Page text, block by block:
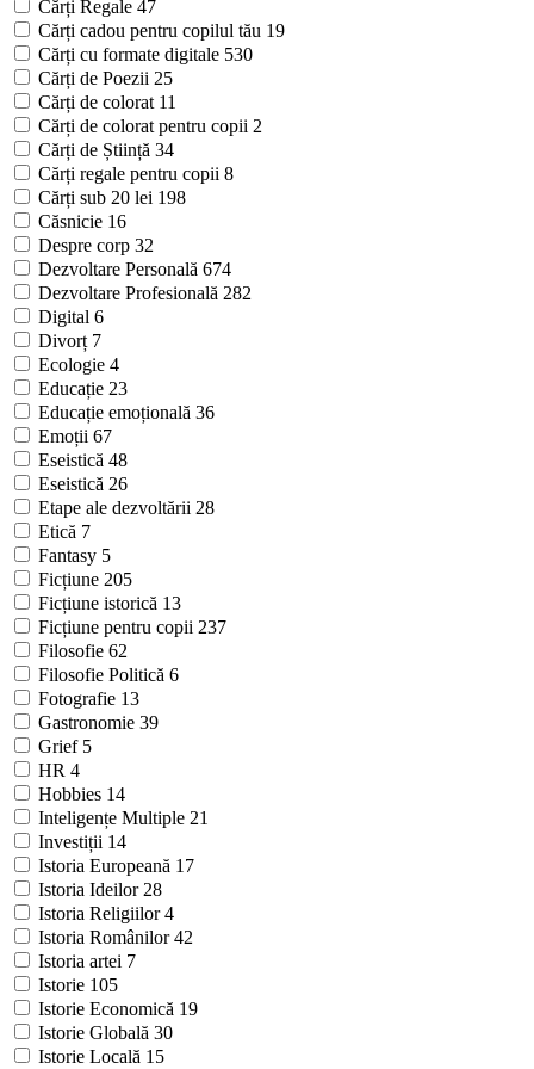
Cărți Regale 47
Cărți cadou pentru copilul tău 19
Cărți cu formate digitale 530
Cărți de Poezii 25
Cărți de colorat 11
Cărți de colorat pentru copii 2
Cărți de Știință 34
Cărți regale pentru copii 8
Cărți sub 20 lei 198
Căsnicie 16
Despre corp 32
Dezvoltare Personală 674
Dezvoltare Profesională 282
Digital 6
Divorț 7
Ecologie 4
Educație 23
Educație emoțională 36
Emoții 67
Eseistică 48
Eseistică 26
Etape ale dezvoltării 28
Etică 7
Fantasy 5
Ficțiune 205
Ficțiune istorică 13
Ficțiune pentru copii 237
Filosofie 62
Filosofie Politică 6
Fotografie 13
Gastronomie 39
Grief 5
HR 4
Hobbies 14
Inteligențe Multiple 21
Investiții 14
Istoria Europeană 17
Istoria Ideilor 28
Istoria Religiilor4
Istoria Românilor42
Istoria artei 7
Istorie 105
Istorie Economică 19
Istorie Globală 30
Istorie Locală 15